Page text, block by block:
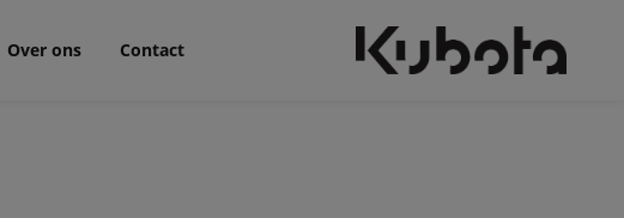
Over ons Contact